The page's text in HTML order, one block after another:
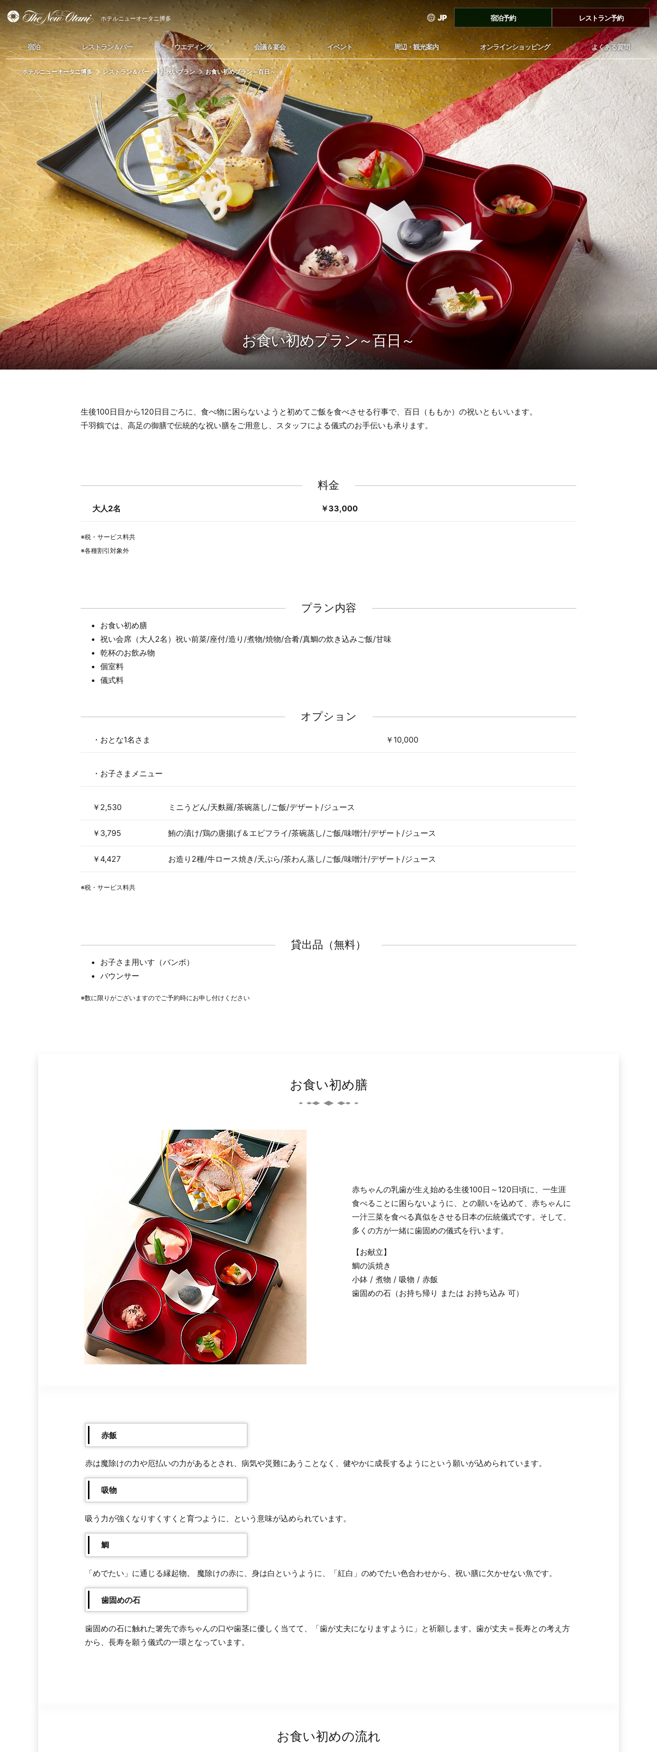
ホテルニューオータニ博多 JP 宿泊予約 レストラン予約
宿泊 レストラン＆バー ウエディング 会議＆宴会 イベント 周辺・観光案内 オンラインショッピング よくある質問
ホテルニューオータニ博多 レストラン＆バー お祝いプラン お食い初めプラン～百日～
お食い初めプラン～百日～
生後100日目から120日目ごろに、食べ物に困らないようと初めてご飯を食べさせる行事で、百日（ももか）の祝いともいいます。
千羽鶴では、高足の御膳で伝統的な祝い膳をご用意し、スタッフによる儀式のお手伝いも承ります。
料金
大人2名 ￥33,000
※税・サービス料共
※各種割引対象外
プラン内容
お食い初め膳
祝い会席（大人2名）祝い前菜/座付/造り/煮物/焼物/合肴/真鯛の炊き込みご飯/甘味
乾杯のお飲み物
個室料
儀式料
オプション
・おとな1名さま ￥10,000
・お子さまメニュー
￥2,530 ミニうどん/天麩羅/茶碗蒸し/ご飯/デザート/ジュース
￥3,795 鮪の漬け/鶏の唐揚げ＆エビフライ/茶碗蒸し/ご飯/味噌汁/デザート/ジュース
￥4,427 お造り2種/牛ロース焼き/天ぷら/茶わん蒸し/ご飯/味噌汁/デザート/ジュース
※税・サービス料共
貸出品（無料）
お子さま用いす（バンボ）
バウンサー
※数に限りがございますのでご予約時にお申し付けください
お食い初め膳
赤ちゃんの乳歯が生え始める生後100日～120日頃に、一生涯
食べることに困らないように、との願いを込めて、赤ちゃんに
一汁三菜を食べる真似をさせる日本の伝統儀式です。そして、
多くの方が一緒に歯固めの儀式を行います。
【お献立】
鯛の浜焼き
小鉢 / 煮物 / 吸物 / 赤飯
歯固めの石（お持ち帰り または お持ち込み 可）
赤飯
赤は魔除けの力や厄払いの力があるとされ、病気や災難にあうことなく、健やかに成長するようにという願いが込められています。
吸物
吸う力が強くなりすくすくと育つように、という意味が込められています。
鯛
「めでたい」に通じる縁起物。 魔除けの赤に、身は白というように、「紅白」のめでたい色合わせから、祝い膳に欠かせない魚です。
歯固めの石
歯固めの石に触れた箸先で赤ちゃんの口や歯茎に優しく当てて、「歯が丈夫になりますように」と祈願します。歯が丈夫＝長寿との考え方
から、長寿を願う儀式の一環となっています。
お食い初めの流れ